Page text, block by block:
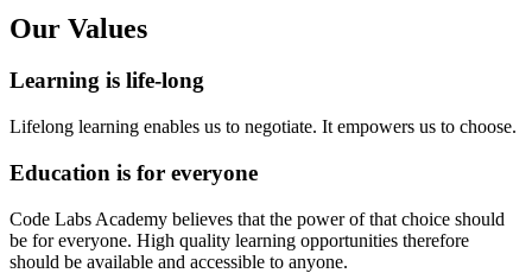
Our Values
Learning is life-long
Lifelong learning enables us to negotiate. It empowers us to choose.
Education is for everyone
Code Labs Academy believes that the power of that choice should
be for everyone. High quality learning opportunities therefore
should be available and accessible to anyone.